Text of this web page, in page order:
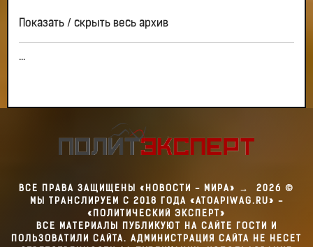
Показать / скрыть весь архив
...
ВСЕ ПРАВА ЗАЩИЩЕНЫ «НОВОСТИ - МИРА» → 2026 ©
МЫ ТРАНСЛИРУЕМ С 2018 ГОДА «ATOAPIWAG.RU» -
«ПОЛИТИЧЕСКИЙ ЭКСПЕРТ»
ВСЕ МАТЕРИАЛЫ ПУБЛИКУЮТ НА САЙТЕ ГОСТИ И
ПОЛЬЗОВАТИЛИ САЙТА. АДМИНИСТРАЦИЯ САЙТА НЕ НЕСЕТ